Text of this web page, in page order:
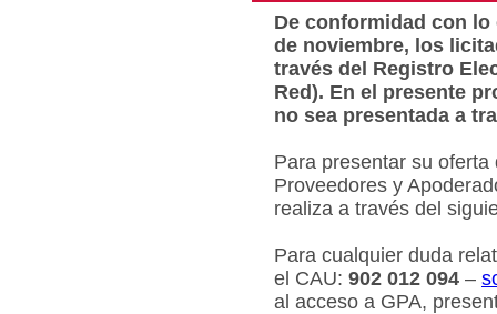
De conformidad con lo
de noviembre, los
través del Registro
Red). En el presente
no sea presentada a
Para presentar su
Proveedores y
realiza a través del
Para cualquier duda
el CAU: 902 012 094 –
al acceso a GPA,